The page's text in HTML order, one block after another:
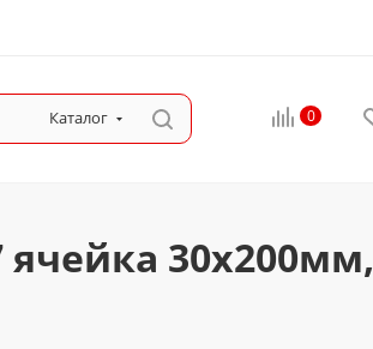
Каталог 0
30х200мм,